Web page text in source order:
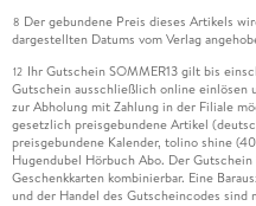
8 Der gebundene Preis dieses Artikels
dargestellten Datums vom Verlag
12 Ihr Gutschein SOMMER13 gilt bis
Gutschein ausschließlich online einlösen
zur Abholung mit Zahlung in der Filiale
gesetzlich preisgebundene Artikel
preisgebundene Kalender, tolino shine
Hugendubel Hörbuch Abo. Der
Geschenkkarten kombinierbar. Eine
und der Handel des Gutscheincodes sind